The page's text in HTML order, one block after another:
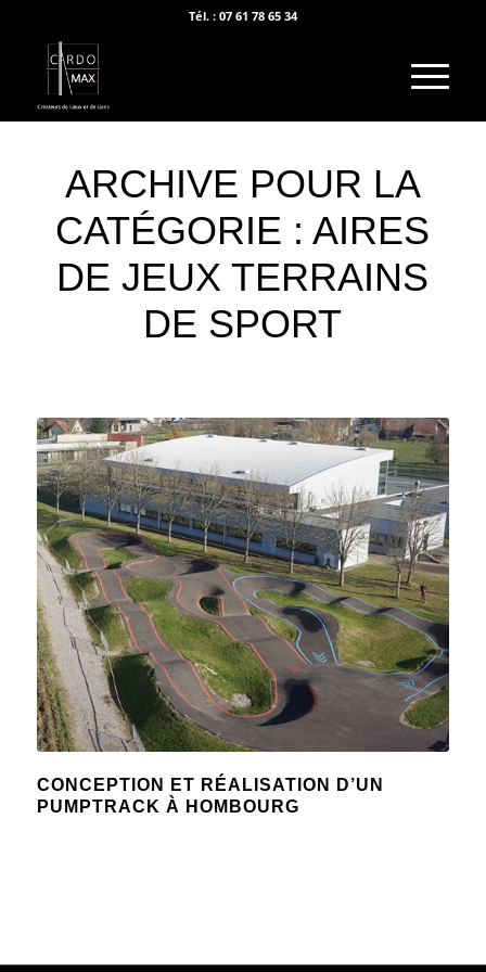
Tél. : 07 61 78 65 34
ARCHIVE POUR LA
CATÉGORIE : AIRES
DE JEUX TERRAINS
DE SPORT
CONCEPTION ET RÉALISATION D’UN
PUMPTRACK À HOMBOURG